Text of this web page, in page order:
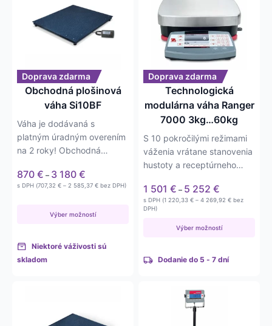
Doprava zdarma
Obchodná plošinová
váha Si10BF
Váha je dodávaná s
platným úradným overením
na 2 roky! Obchodná
870 € – 3 180 €
range:
3 180 €
s DPH (707,32 € – 2 585,37 €Price
bez DPH)
Výber možností
viacero
variantov.
môžete
vybrať
produktu.
Niektoré váživosti sú
skladom
Doprava zdarma
Technologická
modulárna váha Ranger
7000 3kg…60kg
S 10 pokročilými režimami
váženia vrátane stanovenia
hustoty a receptúrneho
1 501 € – 5 252 €
range:
5 252 €
s DPH (1 220,33 € – 4 269,92 €Price
bez
DPH)
Výber možností
viacero
variantov.
Možnosti
môžete
vybrať
stránke
produktu.
Dodanie do 5 - 7 dní